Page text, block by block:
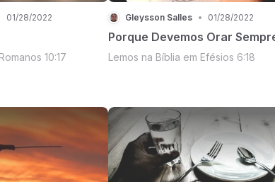
01/28/2022
10:17
Gleysson Salles • 01/28/2022
Porque Devemos Orar
Lemos na Bíblia em Efésios 6:18